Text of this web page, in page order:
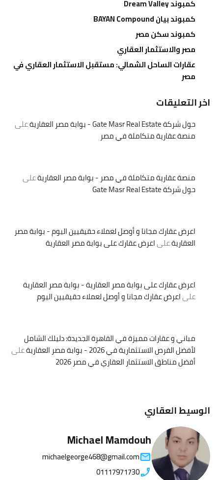
كمبوند Dream Valley
كمبوند بيان BAYAN Compound
كمبوند سكن مصر
مصر والاستثمار العقاري
عقارات الساحل الشمالي: مستقبل الاستثمار العقاري في
مصر
اخر التعليقات
حول شركة Gate Masr Real Estate - بوابة مصر العقارية
على
منصة عقارية متكاملة في مصر
منصة عقارية متكاملة في مصر - بوابة مصر العقاريةعلى
حول شركة Gate Masr Real Estate
اعرض عقارك مجانا و أوصل لعملاء حقيقيين اليوم - بوابة مصر
العقاريةعلىاعرض عقارك على بوابة مصر العقارية
اعرض عقارك على بوابة مصر العقارية - بوابة مصر العقارية
علىاعرض عقارك مجانا و أوصل لعملاء حقيقيين اليوم
مباني و عقارات مميزة في القاهرة الجديدة: دليلك الشامل
لأفضل الفرص الاستثمارية في 2026 - بوابة مصر العقارية
على
أفضل مناطق الاستثمار العقاري في مصر 2026
الوسيط العقاري
Michael Mamdouh
michaelgeorge468@gmail.com
01117971730